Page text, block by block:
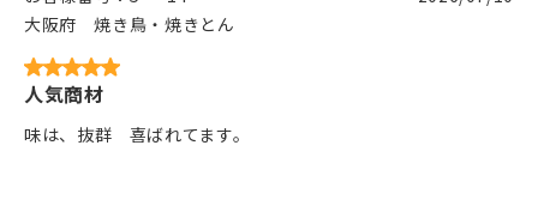
大阪府
焼き鳥・焼きとん
人気商材
味は、抜群 喜ばれてます。